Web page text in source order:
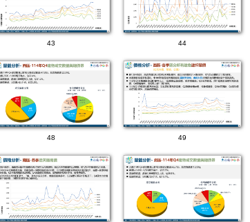
43 44
48 49